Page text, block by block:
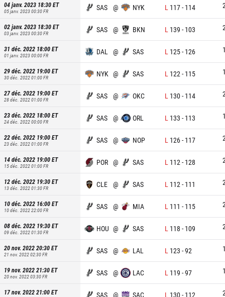
04 janv. 2023 18:30ET
05 janv. 2023 00:30FR SAS @ NYK L 117- 114
02 janv. 2023 18:30ET
03 janv. 2023 00:30FR SAS @ BKN L 139 - 103
31 déc. 2022 18:00ET
01 janv. 2023 00:00FR DAL @ SAS L 125- 126
29 déc. 2022 19:00ET
30 déc. 2022 01:00FR NYK @ SAS L 122 - 115
27 déc. 2022 19:00ET
28 déc. 2022 01:00FR SAS @ OKC L 130- 114
23 déc. 2022 18:00ET
24 déc. 2022 00:00FR SAS @ ORL L 133 - 113
22 déc. 2022 19:00ET
23 déc. 2022 01:00FR SAS @ NOP L 126- 117
14 déc. 2022 19:00ET
15 déc. 2022 01:00FR POR @ SAS L 112 - 128
12 déc. 2022 19:30ET
13 déc. 2022 01:30FR CLE @ SAS L 112 - 111
10 déc. 2022 16:00ET
10 déc. 2022 22:00FR SAS @ MIA L 111 - 115
08 déc. 2022 19:30ET
09 déc. 2022 01:30FR HOU @ SAS L 118 - 109
20 nov. 2022 20:30ET
21 nov. 2022 02:30FR SAS @ LAL L 123 -92
19 nov. 2022 21:30ET
20 nov. 2022 03:30FR SAS @ LAC L 119 -97
17 nov. 2022 21:00ET SAS @ SAC L 130- 112